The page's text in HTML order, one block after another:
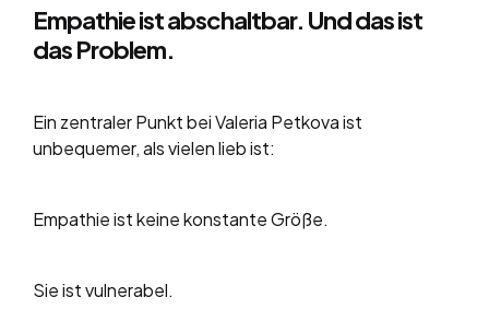
Empathie ist abschaltbar. Und das ist
das Problem.
Ein zentraler Punkt bei Valeria Petkova ist
unbequemer, als vielen lieb ist:
Empathie ist keine konstante Größe.
Sie ist vulnerabel.